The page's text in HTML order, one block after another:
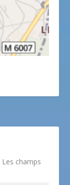
Les champs